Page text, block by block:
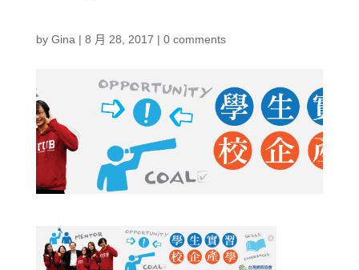
by Gina | 8 月 28, 2017 | 0 comments